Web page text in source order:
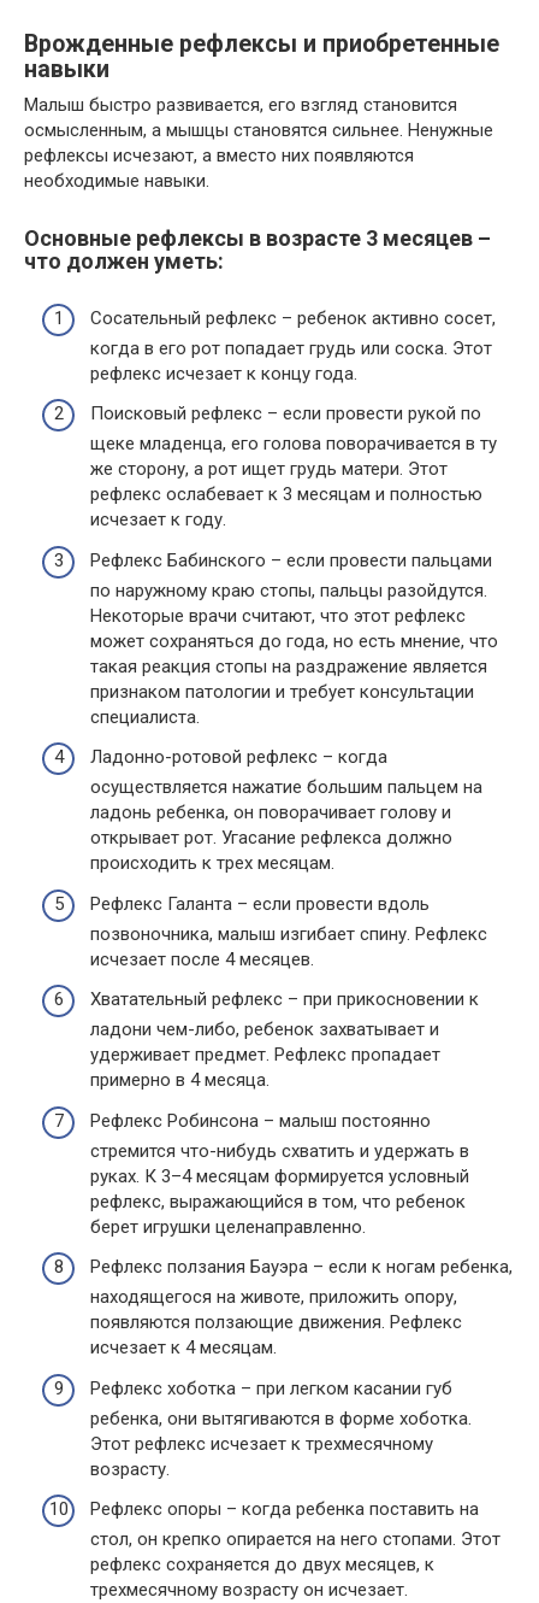
Врожденные рефлексы и приобретенные
навыки
Малыш быстро развивается, его взгляд становится
осмысленным, а мышцы становятся сильнее. Ненужные
рефлексы исчезают, а вместо них появляются
необходимые навыки.
Основные рефлексы в возрасте 3 месяцев –
что должен уметь:
Сосательный рефлекс – ребенок активно сосет,
когда в его рот попадает грудь или соска. Этот
рефлекс исчезает к концу года.
Поисковый рефлекс – если провести рукой по
щеке младенца, его голова поворачивается в ту
же сторону, а рот ищет грудь матери. Этот
рефлекс ослабевает к 3 месяцам и полностью
исчезает к году.
Рефлекс Бабинского – если провести пальцами
по наружному краю стопы, пальцы разойдутся.
Некоторые врачи считают, что этот рефлекс
может сохраняться до года, но есть мнение, что
такая реакция стопы на раздражение является
признаком патологии и требует консультации
специалиста.
Ладонно-ротовой рефлекс – когда
осуществляется нажатие большим пальцем на
ладонь ребенка, он поворачивает голову и
открывает рот. Угасание рефлекса должно
происходить к трех месяцам.
Рефлекс Галанта – если провести вдоль
позвоночника, малыш изгибает спину. Рефлекс
исчезает после 4 месяцев.
Хватательный рефлекс – при прикосновении к
ладони чем-либо, ребенок захватывает и
удерживает предмет. Рефлекс пропадает
примерно в 4 месяца.
Рефлекс Робинсона – малыш постоянно
стремится что-нибудь схватить и удержать в
руках. К 3–4 месяцам формируется условный
рефлекс, выражающийся в том, что ребенок
берет игрушки целенаправленно.
Рефлекс ползания Бауэра – если к ногам ребенка,
находящегося на животе, приложить опору,
появляются ползающие движения. Рефлекс
исчезает к 4 месяцам.
Рефлекс хоботка – при легком касании губ
ребенка, они вытягиваются в форме хоботка.
Этот рефлекс исчезает к трехмесячному
возрасту.
Рефлекс опоры – когда ребенка поставить на
стол, он крепко опирается на него стопами. Этот
рефлекс сохраняется до двух месяцев, к
трехмесячному возрасту он исчезает.